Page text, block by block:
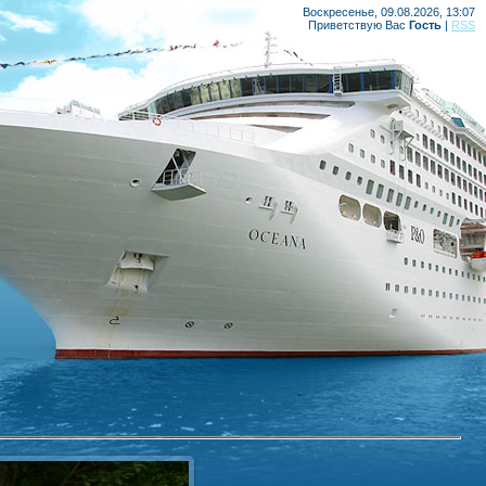
Воскресенье, 09.08.2026, 13:07
Приветствую Вас Гость | RSS